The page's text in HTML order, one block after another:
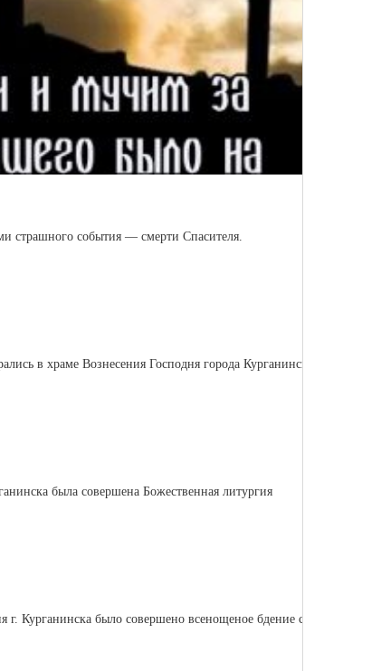
страшного события — смерти Спасителя.
в храме Вознесения Господня города Курганинска
была совершена Божественная литургия
Курганинска было совершено всенощеное бдение с